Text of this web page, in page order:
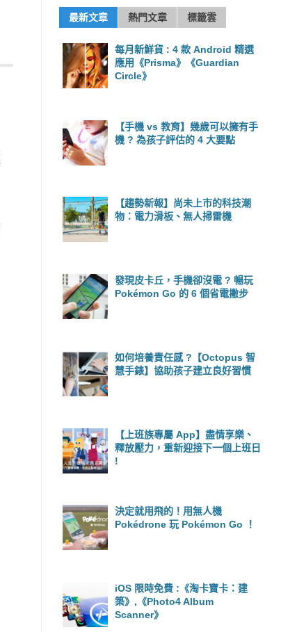
最新文章 熱門文章 標籤雲
每月新鮮貨 : 4 款 Android 精選
應用《Prisma》《Guardian
Circle》
【手機 vs 教育】幾歲可以擁有手
機 ? 為孩子評估的 4 大要點
【趨勢新報】尚未上市的科技潮
物：電力滑板、無人掃雷機
發現皮卡丘，手機卻沒電 ? 暢玩
Pokémon Go 的 6 個省電撇步
如何培養責任感 ?【Octopus 智
慧手錶】協助孩子建立良好習慣
【上班族專屬 App】盡情享樂、
釋放壓力，重新迎接下一個上班日
!
決定就用飛的！用無人機
Pokédrone 玩 Pokémon Go ！
iOS 限時免費 :《淘卡寶卡：建
築》,《Photo4 Album
Scanner》